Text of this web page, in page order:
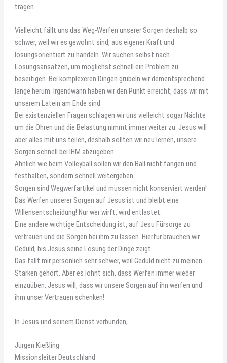
tragen.
Vielleicht fällt uns das Weg-Werfen unserer Sorgen deshalb so
schwer, weil wir es gewohnt sind, aus eigener Kraft und
lösungsorientiert zu handeln. Wir suchen selbst nach
Lösungsansätzen, um möglichst schnell ein Problem zu
beseitigen. Bei komplexeren Dingen grübeln wir dementsprechend
lange herum. Irgendwann haben wir den Punkt erreicht, dass wir mit
unserem Latein am Ende sind.
Bei existenziellen Fragen schlagen wir uns vielleicht sogar Nächte
um die Ohren und die Belastung nimmt immer weiter zu. Jesus will
aber alles mit uns teilen, deshalb sollten wir neu lernen, unsere
Sorgen schnell bei IHM abzugeben.
Ähnlich wie beim Volleyball sollen wir den Ball nicht fangen und
festhalten, sondern schnell weitergeben.
Sorgen sind Wegwerfartikel und müssen nicht konserviert werden!
Das Werfen unserer Sorgen auf Jesus ist und bleibt eine
Willensentscheidung! Nur wer wirft, wird entlastet.
Eine andere wichtige Entscheidung ist, auf Jesu Fürsorge zu
vertrauen und die Sorgen bei ihm zu lassen. Hierfür brauchen wir
Geduld, bis Jesus seine Lösung der Dinge zeigt.
Das fällt mir persönlich sehr schwer, weil Geduld nicht zu meinen
Stärken gehört. Aber es lohnt sich, dass Werfen immer wieder
einzuüben. Jesus will, dass wir unsere Sorgen auf ihn werfen und
ihm unser Vertrauen schenken!
In Jesus und seinem Dienst verbunden,
Jürgen Kießling
Missionsleiter Deutschland